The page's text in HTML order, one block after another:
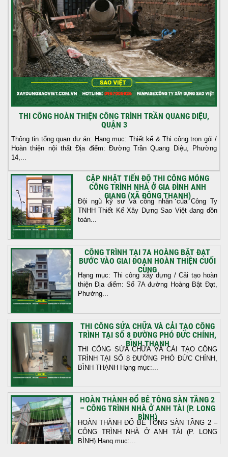
THI CÔNG HOÀN THIỆN CÔNG TRÌNH TRẦN QUANG DIỆU,
QUẬN 3
Thông tin tổng quan dự án: Hạng mục: Thiết kế & Thi công trọn gói /
Hoàn thiện nội thất Địa điểm: Đường Trần Quang Diệu, Phường
14,...
CẬP NHẬT TIẾN ĐỘ THI CÔNG MÓNG
CÔNG TRÌNH NHÀ Ở GIA ĐÌNH ANH
GIANG (XÃ ĐÔNG THẠNH)
Đội ngũ kỹ sư và công nhân của Công Ty
TNHH Thiết Kế Xây Dựng Sao Việt đang dồn
toàn...
CÔNG TRÌNH TẠI 7A HOÀNG BẬT ĐẠT
BƯỚC VÀO GIAI ĐOẠN HOÀN THIỆN CUỐI
CÙNG
Hạng mục: Thi công xây dựng / Cải tạo hoàn
thiện Địa điểm: Số 7A đường Hoàng Bật Đạt,
Phường...
THI CÔNG SỬA CHỮA VÀ CẢI TẠO CÔNG
TRÌNH TẠI SỐ 8 ĐƯỜNG PHÓ ĐỨC CHÍNH,
BÌNH THẠNH
THI CÔNG SỬA CHỮA VÀ CẢI TẠO CÔNG
TRÌNH TẠI SỐ 8 ĐƯỜNG PHÓ ĐỨC CHÍNH,
BÌNH THẠNH Hạng mục:...
HOÀN THÀNH ĐỔ BÊ TÔNG SÀN TẦNG 2
– CÔNG TRÌNH NHÀ Ở ANH TÀI (P. LONG
BÌNH)
HOÀN THÀNH ĐỔ BÊ TÔNG SÀN TẦNG 2 –
CÔNG TRÌNH NHÀ Ở ANH TÀI (P. LONG
BÌNH) Hạng mục:...